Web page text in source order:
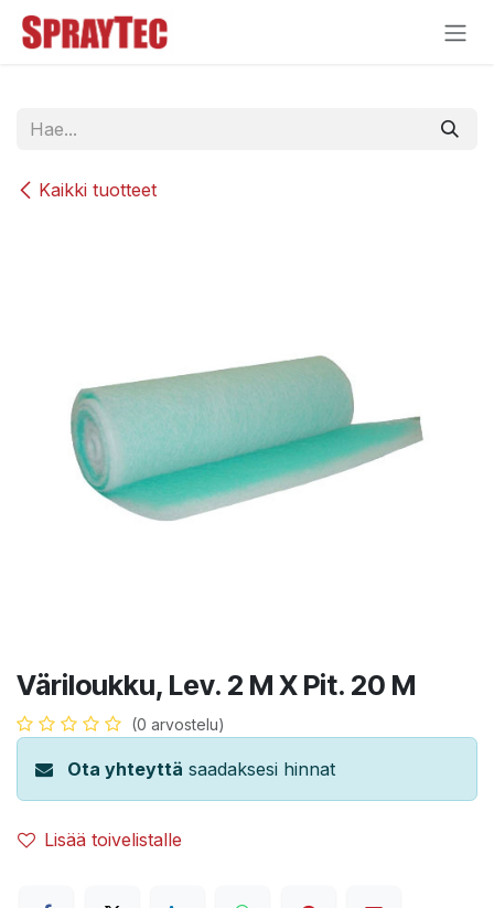
Siirry sisältöön
Kaikki tuotteet
Väriloukku, Lev. 2 M X Pit. 20 M
(0 arvostelu)
Ota yhteyttä saadaksesi hinnat
Lisää toivelistalle